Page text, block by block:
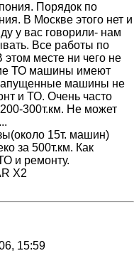
Порядок по
В Москве этого нет и
у вас говорили- нам
Все работы по
этом месте ни чего не
ТО машины имеют
машины не
и ТО. Очень часто
300т.км. Не может
15т. машин)
за 500т.км. Как
и ремонту.
X2
15:59